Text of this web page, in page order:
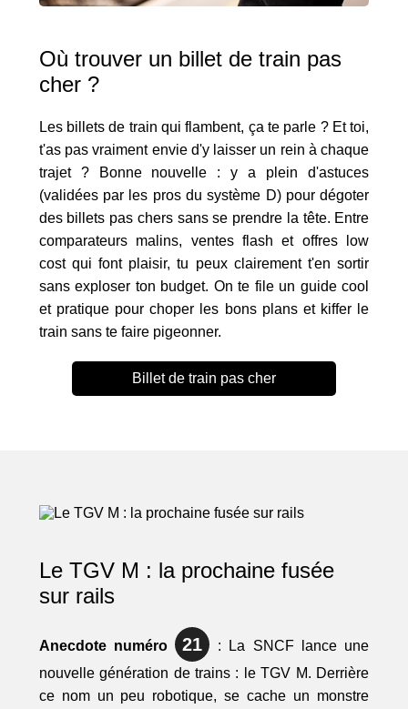
Où trouver un billet de train pas
cher ?
Les billets de train qui flambent, ça te parle ? Et toi,
t'as pas vraiment envie d'y laisser un rein à chaque
trajet ? Bonne nouvelle : y a plein d'astuces
(validées par les pros du système D) pour dégoter
des billets pas chers sans se prendre la tête. Entre
comparateurs malins, ventes flash et offres low
cost qui font plaisir, tu peux clairement t'en sortir
sans exploser ton budget. On te file un guide cool
et pratique pour choper les bons plans et kiffer le
train sans te faire pigeonner.
Billet de train pas cher
Le TGV M : la prochaine fusée
sur rails
Anecdote numéro 21
: La SNCF lance une
nouvelle génération de trains : le TGV M. Derrière
ce nom un peu robotique, se cache un monstre